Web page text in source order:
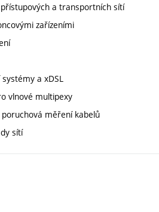
a transportních sítí
zařízeními
a xDSL
vlnové multipexy
měření kabelů
sítí